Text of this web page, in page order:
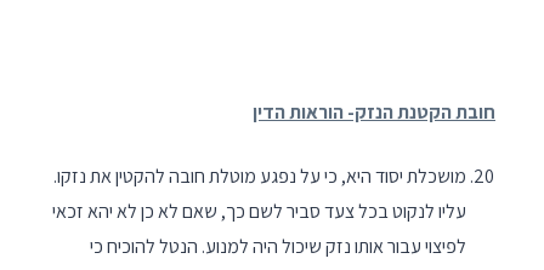
חובת הקטנת הנזק- הוראות הדין
מושכלת יסוד היא, כי על נפגע מוטלת חובה להקטין את נזקו.
עליו לנקוט בכל צעד סביר לשם כך, שאם לא כן לא יהא זכאי
לפיצוי עבור אותו נזק שיכול היה למנוע. הנטל להוכיח כי